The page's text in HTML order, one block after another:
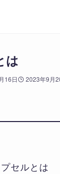
は
16日 2023年9月
セルとは